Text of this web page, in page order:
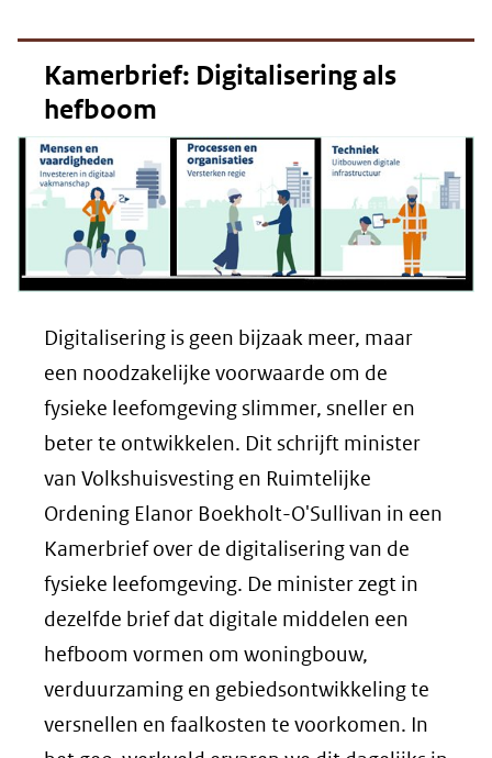
Kamerbrief: Digitalisering als
hefboom
Digitalisering is geen bijzaak meer, maar
een noodzakelijke voorwaarde om de
fysieke leefomgeving slimmer, sneller en
beter te ontwikkelen. Dit schrijft minister
van Volkshuisvesting en Ruimtelijke
Ordening Elanor Boekholt-O'Sullivan in een
Kamerbrief over de digitalisering van de
fysieke leefomgeving. De minister zegt in
dezelfde brief dat digitale middelen een
hefboom vormen om woningbouw,
verduurzaming en gebiedsontwikkeling te
versnellen en faalkosten te voorkomen. In